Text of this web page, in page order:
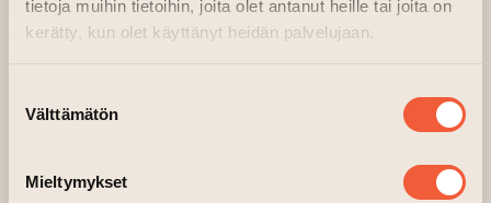
tietoja muihin tietoihin, joita olet antanut heille tai joita on
kerätty, kun olet käyttänyt heidän palvelujaan.
valinta
Välttämätön
Mieltymykset
alcoholic beverages through rotating themes.
These relaxed yet expert-led tastings are
perfect for both enthusiasts and curious first-
timers.
request.